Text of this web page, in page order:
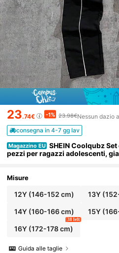
23.74€ -1% 23.98€Nessun dazio
consegna in 4-7 gg lav
Magazzino EU SHEIN Coolqubz Set
pezzi per ragazzi adolescenti,
a dritti e morbidi, adatti per lo
Misure
12Y(146-152 cm) 13Y
14Y(160-166 cm) 15Y
16Y(172-178 cm)
38 left
Guida alle taglie